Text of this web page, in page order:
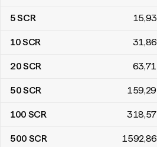
5SCR 15,93
10SCR 31,86
20SCR 63,71
50SCR 159,29
100 SCR 318,57
500 SCR 1592,86